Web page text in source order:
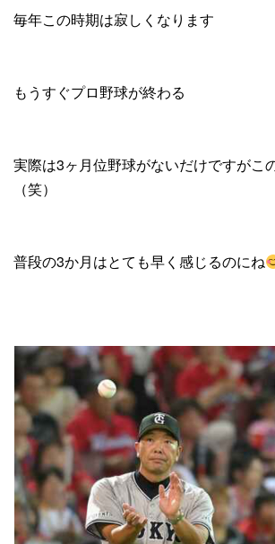
毎年この時期は寂しくなります
もうすぐプロ野球が終わる
実際は3ヶ月位野球がないだけですがこ
（笑）
普段の3か月はとても早く感じるのにね